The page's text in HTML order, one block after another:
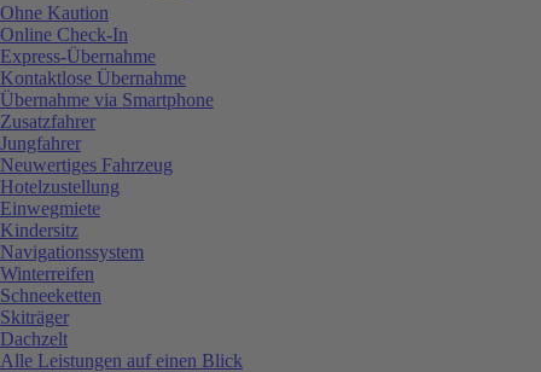
Ohne Kaution
Online Check-In
Express-Übernahme
Kontaktlose Übernahme
Übernahme via Smartphone
Zusatzfahrer
Jungfahrer
Neuwertiges Fahrzeug
Hotelzustellung
Einwegmiete
Kindersitz
Navigationssystem
Winterreifen
Schneeketten
Skiträger
Dachzelt
Alle Leistungen auf einen Blick